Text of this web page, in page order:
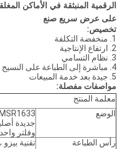
الرقمية المنبثقة في الأماكن
على عرض سريع صنع
تخصيص:
1. منخفضة التكلفة
2. ارتفاع الإنتاجية
3. نظام التسامي
4. مباشرة إلى الطباعة على النسيج
5. جيدة بعد خدمة المبيعات
مواصفات مفصلة:
معلمة المنتج
الوضع
وفلتر
رأس الطباعة
تقنية